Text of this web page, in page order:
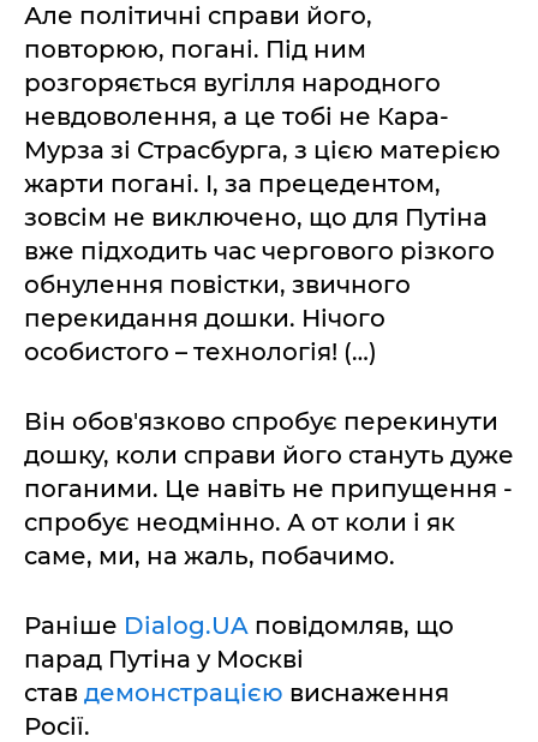
Але політичні справи його,
повторюю, погані. Під ним
розгоряється вугілля народного
невдоволення, а це тобі не Кара-
Мурза зі Страсбурга, з цією матерією
жарти погані. І, за прецедентом,
зовсім не виключено, що для Путіна
вже підходить час чергового різкого
обнулення повістки, звичного
перекидання дошки. Нічого
особистого – технологія! (…)
Він обов'язково спробує перекинути
дошку, коли справи його стануть дуже
поганими. Це навіть не припущення -
спробує неодмінно. А от коли і як
саме, ми, на жаль, побачимо.
Раніше Dialog.UA повідомляв, що
парад Путіна у Москві
став демонстрацією виснаження
Росії.